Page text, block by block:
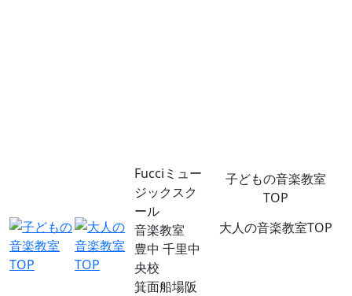
Fucciミュー
ジックスク
ール
音楽教室
豊中 千里中
央校
箕面船場阪
子どもの音楽教室
TOP
大人の音楽教室TOP